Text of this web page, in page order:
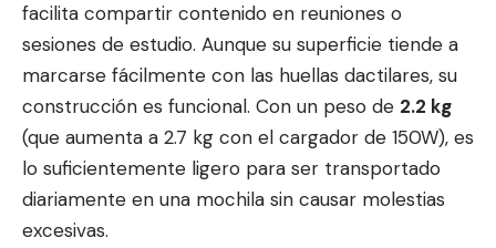
facilita compartir contenido en reuniones o
sesiones de estudio. Aunque su superficie tiende a
marcarse fácilmente con las huellas dactilares, su
construcción es funcional. Con un peso de 2.2 kg
(que aumenta a 2.7 kg con el cargador de 150W), es
lo suficientemente ligero para ser transportado
diariamente en una mochila sin causar molestias
excesivas.